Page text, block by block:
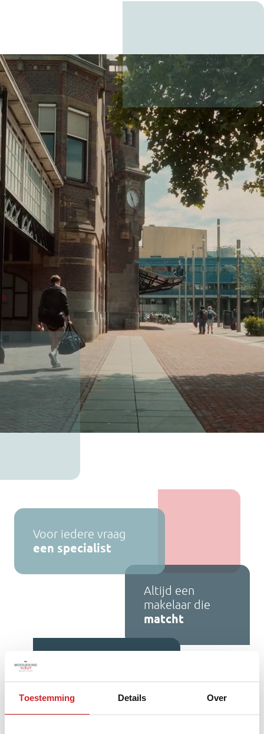
Toestemming Details Over
Voor iedere vraag
een specialist
Altijd een
makelaar die
matcht